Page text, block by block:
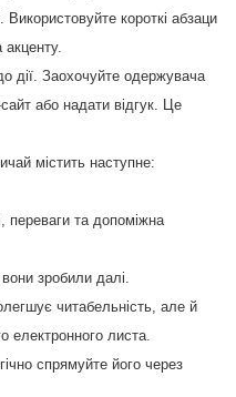
короткі абзаци
акценту.
дії. Заохочуйте одержувача
або надати відгук. Це
містить наступне:
переваги та допоміжна
зробили далі.
читабельність, але й
електронного листа.
спрямуйте його через